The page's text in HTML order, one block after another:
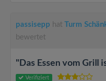
passisepp hat Turm
bewertet
"Das Essen vom Grill
Verifiziert